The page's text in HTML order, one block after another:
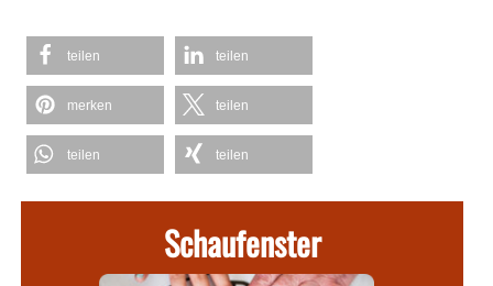
teilen teilen
merken teilen
teilen teilen
Schaufenster